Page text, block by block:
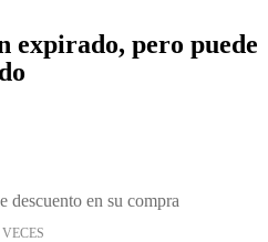
expirado, pero puede
descuento en su compra